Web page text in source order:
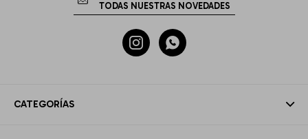
CATEGORÍAS
 